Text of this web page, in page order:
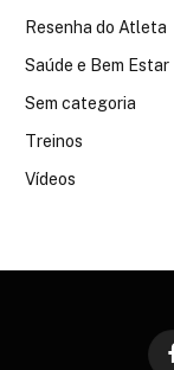
Resenha do Atleta
Saúde e Bem Estar
Sem categoria
Treinos
Vídeos